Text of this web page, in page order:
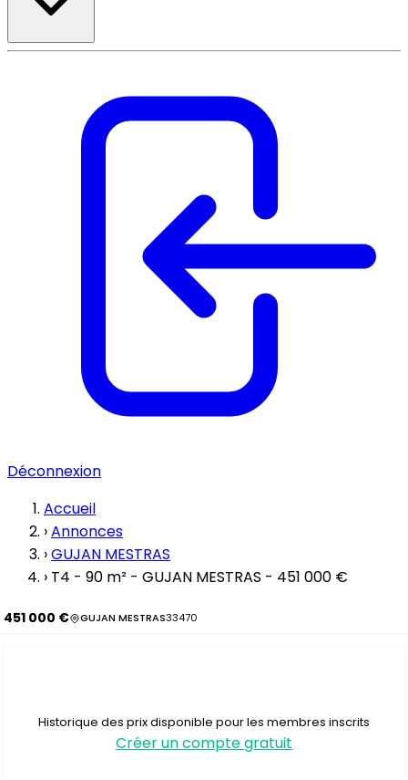
Déconnexion
Accueil
›Annonces
›GUJAN MESTRAS
› T4 - 90 m² - GUJAN MESTRAS - 451 000 €
451 000 € GUJAN MESTRAS33470
Historique des prix disponible pour les membres inscrits
Créer un compte gratuit